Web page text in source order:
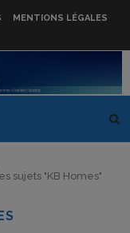
MENTIONS LÉGALES
sujets "KB Homes"